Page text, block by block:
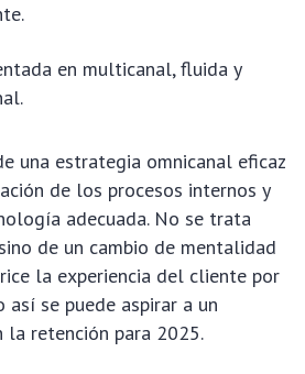
en multicanal, fluida y
una estrategia omnicanal eficaz
de los procesos internos y
adecuada. No se trata
de un cambio de mentalidad
la experiencia del cliente por
así se puede aspirar a un
la retención para 2025.